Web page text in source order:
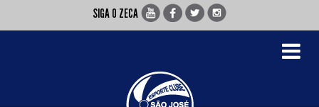
SIGA O ZECA
Toggle